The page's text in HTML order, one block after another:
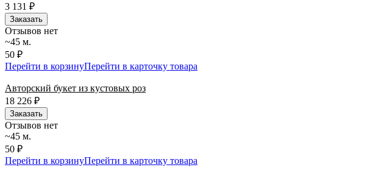
3 131 ₽
Заказать
Отзывов нет
~45 м.
50 ₽
Перейти в корзинуПерейти в карточку товара
Авторский букет из кустовых роз
18 226 ₽
Заказать
Отзывов нет
~45 м.
50 ₽
Перейти в корзинуПерейти в карточку товара